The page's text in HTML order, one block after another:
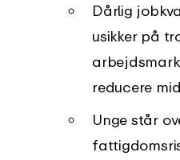
Dårlig
usikker på
reducere
Unge står